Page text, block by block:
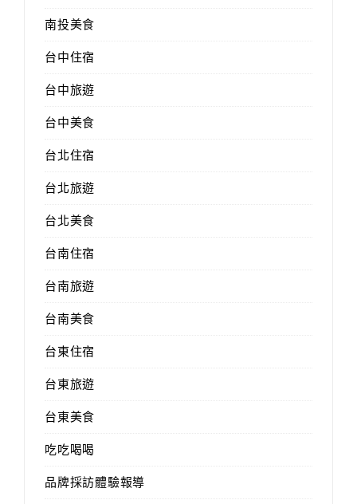
南投美食
台中住宿
台中旅遊
台中美食
台北住宿
台北旅遊
台北美食
台南住宿
台南旅遊
台南美食
台東住宿
台東旅遊
台東美食
吃吃喝喝
品牌採訪體驗報導